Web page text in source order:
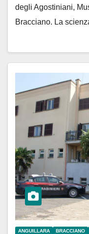
degli Agostiniani,
Bracciano. La
ANGUILLARA BRACCIANO